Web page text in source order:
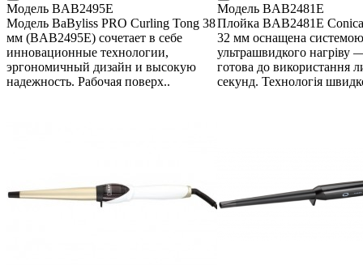
Модель BAB2495E
Модель BaByliss PRO Curling Tong 38
мм (BAB2495E) сочетает в себе
инновационные технологии,
эргономичный дизайн и высокую
надежность. Рабочая поверх..
Модель BAB2481E
Плойка BAB2481E
32 мм оснащена системою
ультрашвидкого нагріву
готова до використання
секунд. Технологія